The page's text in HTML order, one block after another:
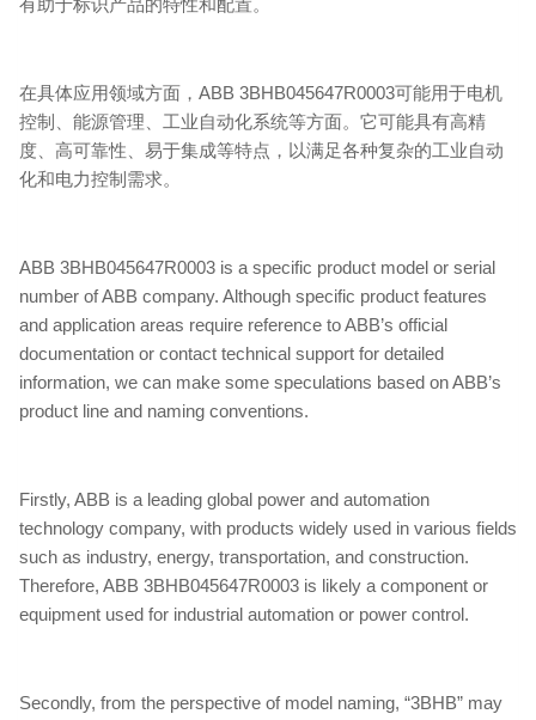
有助于标识产品的特性和配置。
在具体应用领域方面，ABB 3BHB045647R0003可能用于电机
控制、能源管理、工业自动化系统等方面。它可能具有高精
度、高可靠性、易于集成等特点，以满足各种复杂的工业自动
化和电力控制需求。
ABB 3BHB045647R0003 is a specific product model or serial
number of ABB company. Although specific product features
and application areas require reference to ABB’s official
documentation or contact technical support for detailed
information, we can make some speculations based on ABB’s
product line and naming conventions.
Firstly, ABB is a leading global power and automation
technology company, with products widely used in various fields
such as industry, energy, transportation, and construction.
Therefore, ABB 3BHB045647R0003 is likely a component or
equipment used for industrial automation or power control.
Secondly, from the perspective of model naming, “3BHB” may